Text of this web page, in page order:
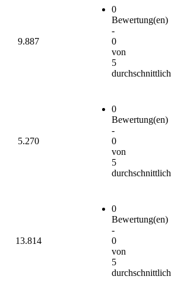
9.887
0
Bewertung(en)
-
0
von
5
durchschnittlich
5.270
0
Bewertung(en)
-
0
von
5
durchschnittlich
13.814
0
Bewertung(en)
-
0
von
5
durchschnittlich